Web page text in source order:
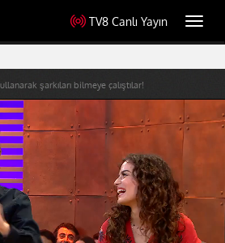
TV8 Canlı Yayın
şarkıları bilmeye çalıştılar!